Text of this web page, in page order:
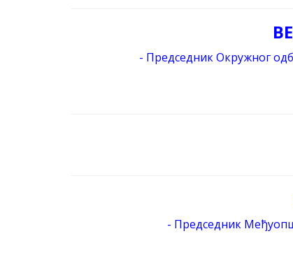
- Председник Окружног
- Председник